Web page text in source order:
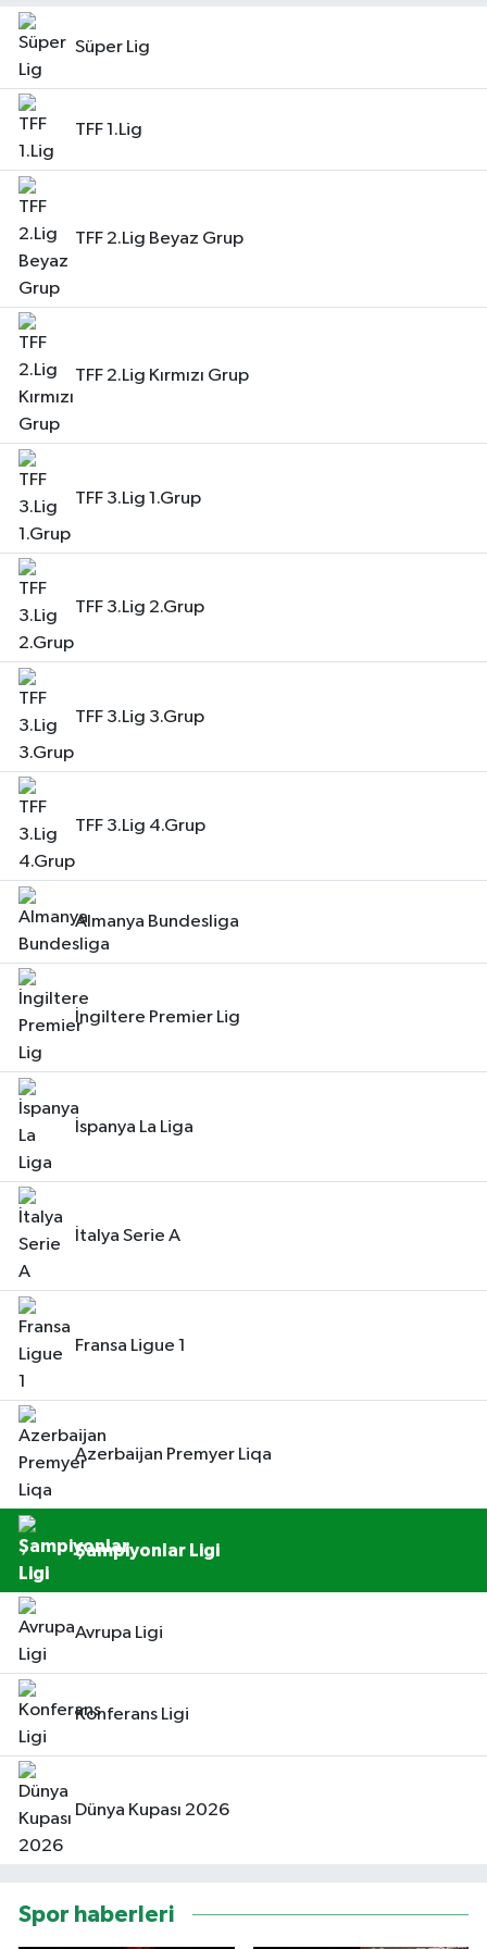
Süper Lig
TFF 1.Lig
TFF 2.Lig Beyaz Grup
TFF 2.Lig Kırmızı Grup
TFF 3.Lig 1.Grup
TFF 3.Lig 2.Grup
TFF 3.Lig 3.Grup
TFF 3.Lig 4.Grup
Almanya Bundesliga
İngiltere Premier Lig
İspanya La Liga
İtalya Serie A
Fransa Ligue 1
Azerbaijan Premyer Liqa
Şampiyonlar Ligi
Avrupa Ligi
Konferans Ligi
Dünya Kupası 2026
Spor haberleri
RESMİ İLAN